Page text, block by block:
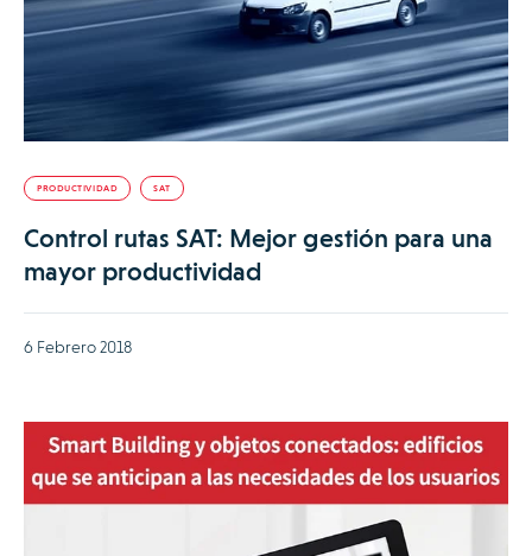
PRODUCTIVIDAD SAT
Control rutas SAT: Mejor gestión para una
mayor productividad
6 Febrero 2018